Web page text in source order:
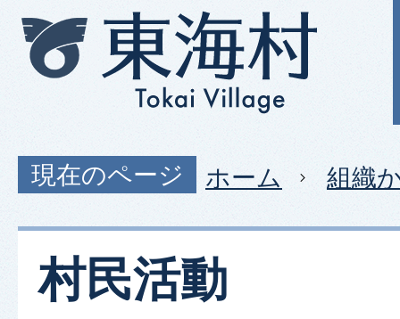
現在のページ ホーム 組織
村民活動